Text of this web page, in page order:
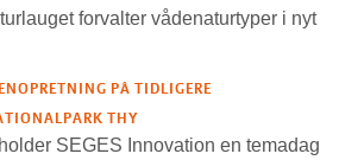
forvalter vådenaturtyper i nyt
PÅ TIDLIGERE
THY
SEGES Innovation en temadag